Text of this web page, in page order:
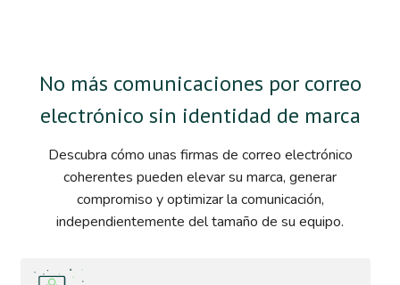
No más comunicaciones por correo
electrónico sin identidad de marca
Descubra cómo unas firmas de correo electrónico
coherentes pueden elevar su marca, generar
compromiso y optimizar la comunicación,
independientemente del tamaño de su equipo.